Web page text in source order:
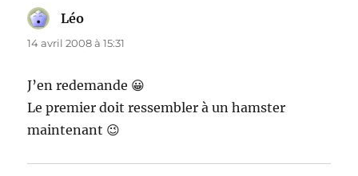
Léo
14 avril 2008 à 15:31
J’en redemande 😀
Le premier doit ressembler à un hamster
maintenant 😉